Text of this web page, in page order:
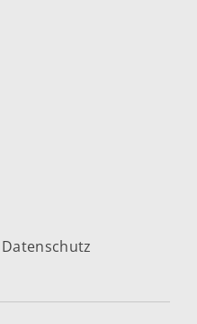
Datenschutz